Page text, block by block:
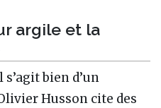
argile et la
bien d’un
Husson cite des